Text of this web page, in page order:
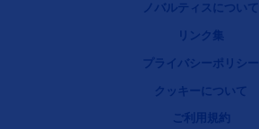
ノバルティスについて
リンク集
プライバシーポリシー
クッキーについて
ご利用規約